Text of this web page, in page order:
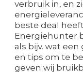
verbruik in, en
beste deal
Energiehunter
als bijv. wat
en tips om te
geven wij